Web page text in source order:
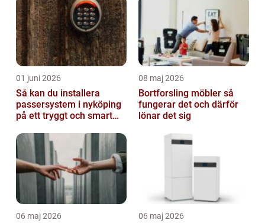
01 juni 2026
Så kan du installera
passersystem i nyköping
på ett tryggt och smart
08 maj 2026
Bortforsling möbler så
fungerar det och därför
lönar det sig
06 maj 2026 06 maj 2026